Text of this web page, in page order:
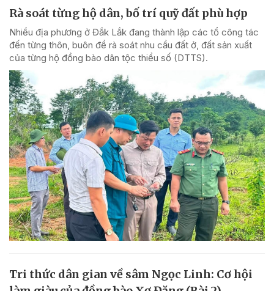
Rà soát từng hộ dân, bố trí quỹ đất phù hợp
Nhiều địa phương ở Đắk Lắk đang thành lập các tổ công tác
đến từng thôn, buôn để rà soát nhu cầu đất ở, đất sản xuất
của từng hộ đồng bào dân tộc thiểu số (DTTS).
Tri thức dân gian về sâm Ngọc Linh: Cơ hội